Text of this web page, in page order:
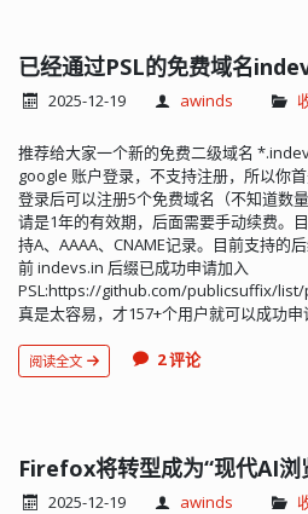
已经通过PSL的免费域名
2025-12-19 awinds
推荐给大家一个新的免费二级域名
google 账户登录，不支持注册，所以你
登录后可以注册5个免费域名（不知道数
请是1年的有效期，后面需要手动续费。
持A、AAAA、CNAME记录。目前支持的
前 indevs.in 后缀已成功申请加入
PSL:https://github.com/publicsuffix/list/
真是太容易，才157+个用户就可以成功
阅读全文 2 评论
2025-12-19 awinds